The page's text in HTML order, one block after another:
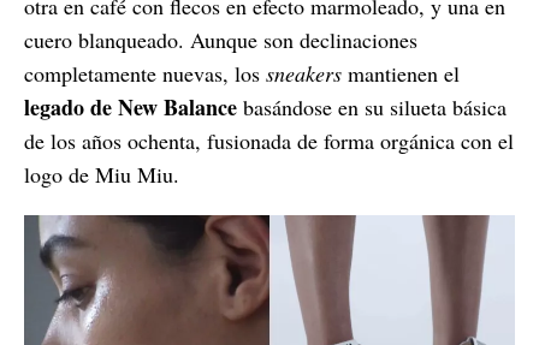
otra en café con flecos en efecto marmoleado, y una en
cuero blanqueado. Aunque son declinaciones
completamente nuevas, los sneakers mantienen el
legado de New Balance basándose en su silueta básica
de los años ochenta, fusionada de forma orgánica con el
logo de Miu Miu.